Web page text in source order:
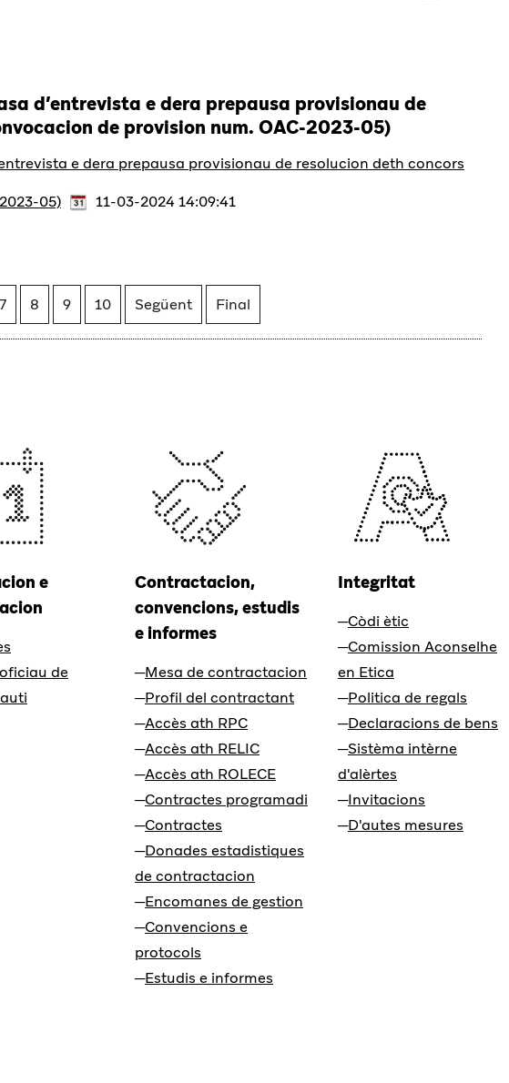
d’entrevista e dera prepausa provisionau de
de provision num. OAC-2023-05)
e dera prepausa provisionau de resolucion deth concors
05)
11-03-2024 14:09:41
7 8 9 10 Següent Final
e
de
Contractacion,
convencions, estudis
e informes
Mesa de contractacion
Profil del contractant
Accès ath RPC
Accès ath RELIC
Accès ath ROLECE
Contractes programadi
Contractes
Donades estadistiques
de contractacion
Encomanes de gestion
Convencions e
protocols
Estudis e informes
Integritat
Còdi ètic
Comission Aconselhe
en Etica
Politica de regals
Declaracions de bens
Sistèma intèrne
d'alèrtes
Invitacions
D'autes mesures